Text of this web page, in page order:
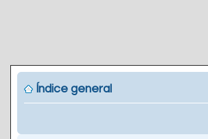
Índice general